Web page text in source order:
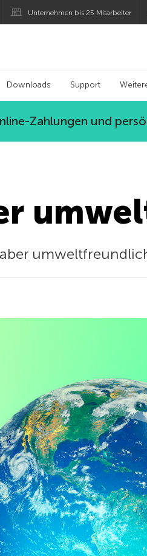
Unternehmen bis 25 Mitarbeiter
Downloads Support
Zahlungen und